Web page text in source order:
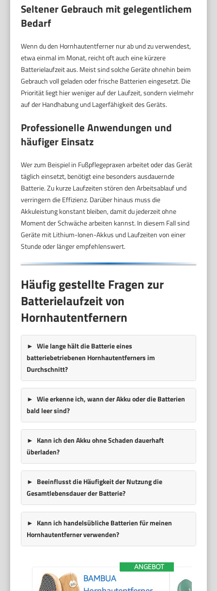
Seltener Gebrauch mit gelegentlichem
Bedarf
Wenn du den Hornhautentferner nur ab und zu verwendest,
etwa einmal im Monat, reicht oft auch eine kürzere
Batterielaufzeit aus. Meist sind solche Geräte ohnehin beim
Gebrauch voll geladen oder frische Batterien eingesetzt. Die
Priorität liegt hier weniger auf der Laufzeit, sondern vielmehr
auf der Handhabung und Lagerfähigkeit des Geräts.
Professionelle Anwendungen und
häufiger Einsatz
Wer zum Beispiel in Fußpflegepraxen arbeitet oder das Gerät
täglich einsetzt, benötigt eine besonders ausdauernde
Batterie. Zu kurze Laufzeiten stören den Arbeitsablauf und
verringern die Effizienz. Darüber hinaus muss die
Akkuleistung konstant bleiben, damit du jederzeit ohne
Moment der Schwäche arbeiten kannst. In diesem Fall sind
Geräte mit Lithium-Ionen-Akkus und Laufzeiten von einer
Stunde oder länger empfehlenswert.
Häufig gestellte Fragen zur
Batterielaufzeit von
Hornhautentfernern
Wie lange hält die Batterie eines
batteriebetriebenen Hornhautentferners im
Durchschnitt?
Wie erkenne ich, wann der Akku oder die Batterien
bald leer sind?
Kann ich den Akku ohne Schaden dauerhaft
überladen?
Beeinflusst die Häufigkeit der Nutzung die
Gesamtlebensdauer der Batterie?
Kann ich handelsübliche Batterien für meinen
Hornhautentferner verwenden?
ANGEBOT
BAMBUA